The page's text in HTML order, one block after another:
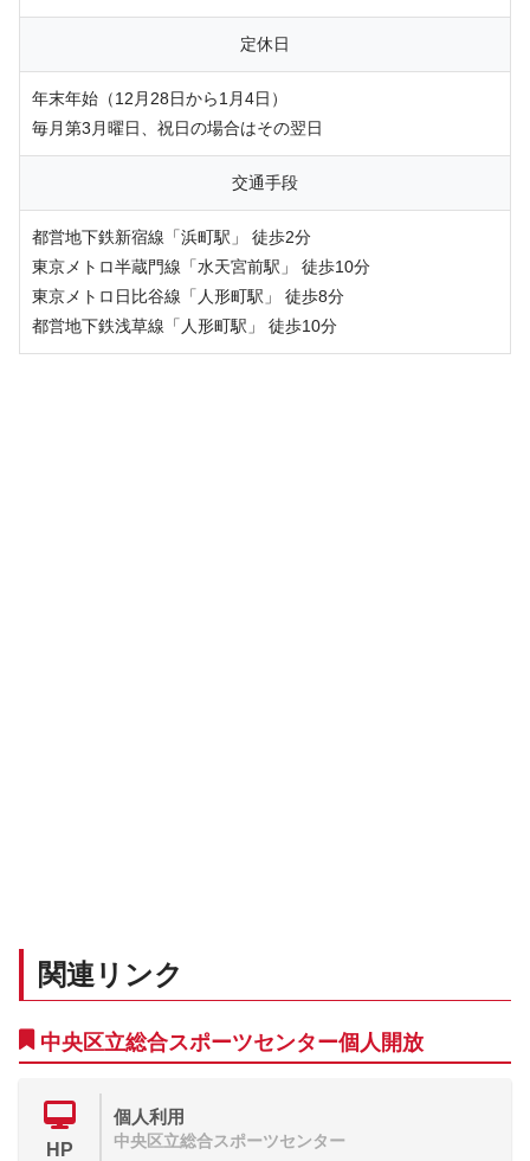
定休日
年末年始（12月28日から1月4日）
毎月第3月曜日、祝日の場合はその翌日
交通手段
都営地下鉄新宿線「浜町駅」 徒歩2分
東京メトロ半蔵門線「水天宮前駅」 徒歩10分
東京メトロ日比谷線「人形町駅」 徒歩8分
都営地下鉄浅草線「人形町駅」 徒歩10分
関連リンク
中央区立総合スポーツセンター個人開放
HP
個人利用
中央区立総合スポーツセンター